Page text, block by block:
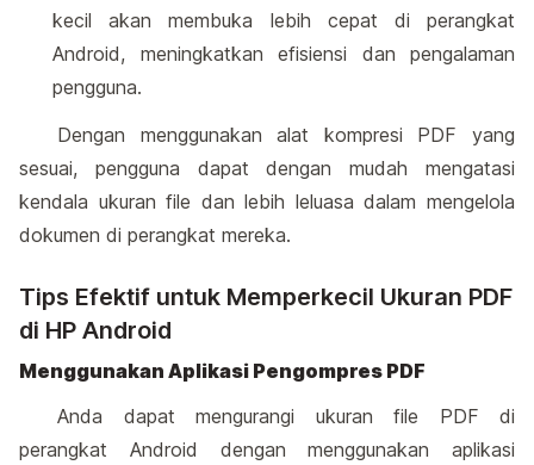
kecil akan membuka lebih cepat di perangkat
Android, meningkatkan efisiensi dan pengalaman
pengguna.
Dengan menggunakan alat kompresi PDF yang
sesuai, pengguna dapat dengan mudah mengatasi
kendala ukuran file dan lebih leluasa dalam mengelola
dokumen di perangkat mereka.
Tips Efektif untuk Memperkecil Ukuran PDF
di HP Android
Menggunakan Aplikasi Pengompres PDF
Anda dapat mengurangi ukuran file PDF di
perangkat Android dengan menggunakan aplikasi